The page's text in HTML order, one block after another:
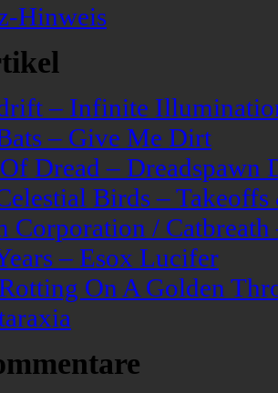
Hinweis
– Infinite
– Give Me Dirt
Dread – Dreadspawn
Birds –
Corporation /
– Esox Lucifer
On A Golden